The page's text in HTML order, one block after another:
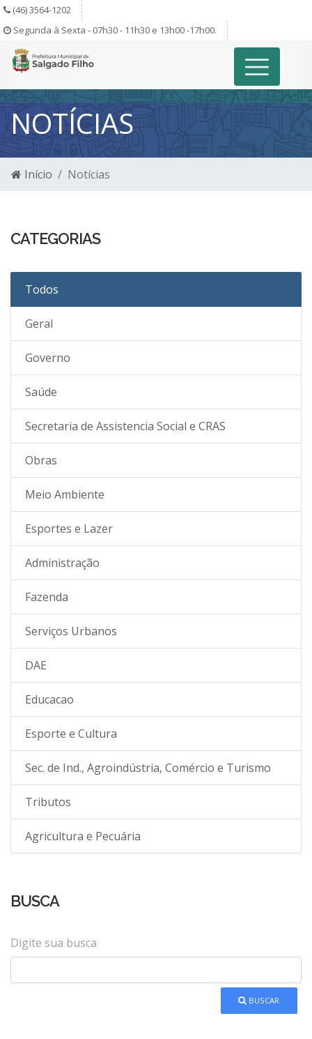
(46) 3564-1202
Segunda à Sexta - 07h30 - 11h30 e 13h00 -17h00.
NOTÍCIAS
Início Notícias
CATEGORIAS
Todos
Geral
Governo
Saúde
Secretaria de Assistencia Social e CRAS
Obras
Meio Ambiente
Esportes e Lazer
Administração
Fazenda
Serviços Urbanos
DAE
Educacao
Esporte e Cultura
Sec. de Ind., Agroindústria, Comércio e Turismo
Tributos
Agricultura e Pecuária
BUSCA
Digite sua busca
BUSCAR